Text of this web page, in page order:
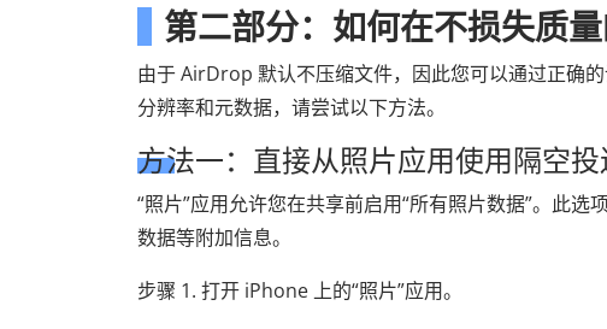
第二部分：如何在不损失质
由于 AirDrop 默认不压缩文件，因此您可以通过正确
分辨率和元数据，请尝试以下方法。
方法一：直接从照片应用使用隔空
“照片”应用允许您在共享前启用“所有照片数据”。此
数据等附加信息。
步骤 1. 打开 iPhone 上的“照片”应用。